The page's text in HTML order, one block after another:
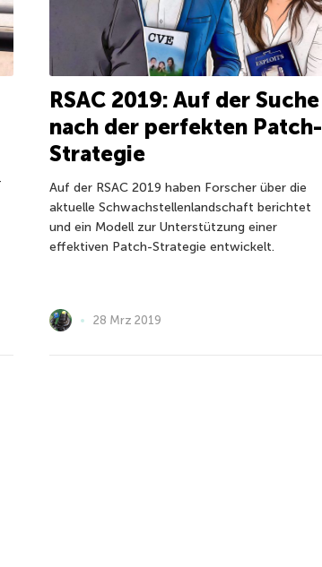
RSAC 2019: Auf der Suche
nach der perfekten Patch-
Strategie
Auf der RSAC 2019 haben Forscher über die
aktuelle Schwachstellenlandschaft berichtet
und ein Modell zur Unterstützung einer
effektiven Patch-Strategie entwickelt.
28 Mrz 2019